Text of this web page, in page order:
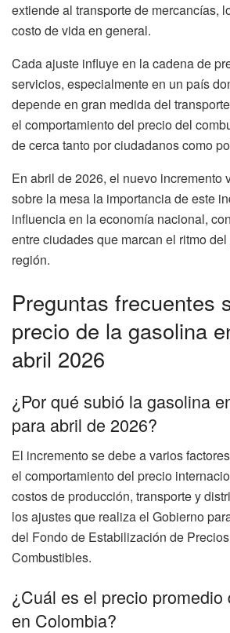
extiende al transporte de mercancías,
costo de vida en general.
Cada ajuste influye en la cadena de
servicios, especialmente en un país
depende en gran medida del
el comportamiento del precio del
de cerca tanto por ciudadanos como
En abril de 2026, el nuevo incremento
sobre la mesa la importancia de este
influencia en la economía nacional,
entre ciudades que marcan el ritmo
región.
Preguntas frecuentes
precio de la gasolina
abril 2026
¿Por qué subió la gasolina
para abril de 2026?
El incremento se debe a varios
el comportamiento del precio
costos de producción, transporte y
los ajustes que realiza el Gobierno
del Fondo de Estabilización de
Combustibles.
¿Cuál es el precio
en Colombia?